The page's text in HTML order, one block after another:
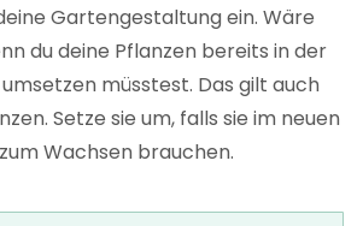
Gartengestaltung ein. Wäre
du deine Pflanzen bereits in der
müsstest. Das gilt auch
Setze sie um, falls sie im neuen
Wachsen brauchen.